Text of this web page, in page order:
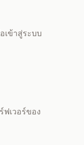
เข้าสู่ระบบ
เวอร์ของ